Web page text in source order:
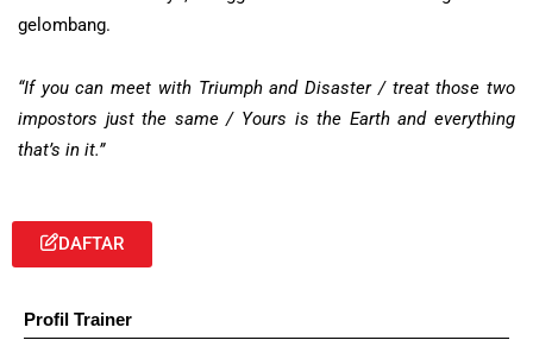
gelombang.
“If you can meet with Triumph and Disaster / treat those two
impostors just the same / Yours is the Earth and everything
that’s in it.”
DAFTAR
Profil Trainer